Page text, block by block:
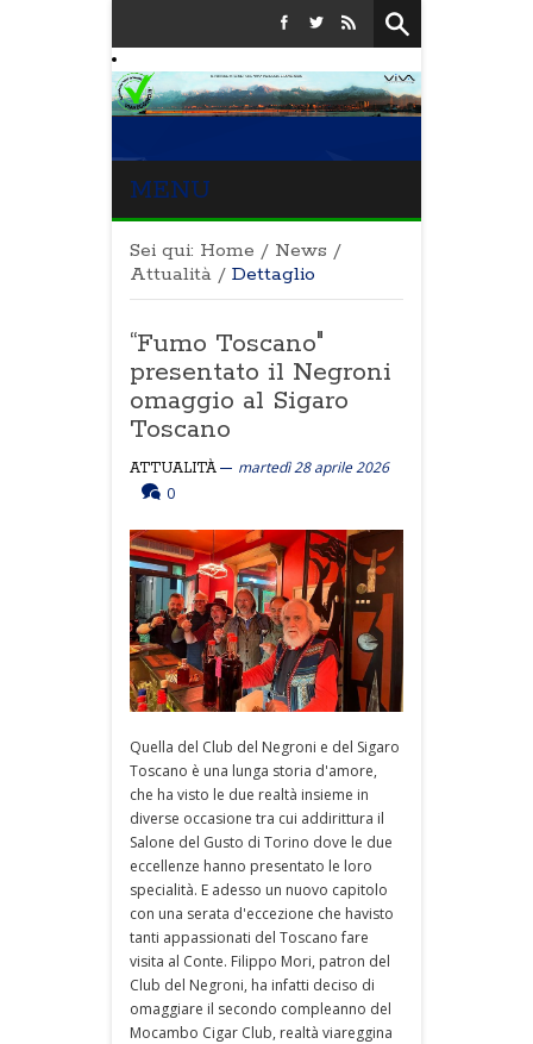
MENU
Sei qui: Home / News /
Attualità / Dettaglio
“Fumo Toscano"
presentato il Negroni
omaggio al Sigaro
Toscano
ATTUALITÀ
martedì 28 aprile 2026
0
Quella del Club del Negroni e del Sigaro
Toscano è una lunga storia d'amore,
che ha visto le due realtà insieme in
diverse occasione tra cui addirittura il
Salone del Gusto di Torino dove le due
eccellenze hanno presentato le loro
specialità. E adesso un nuovo capitolo
con una serata d'eccezione che havisto
tanti appassionati del Toscano fare
visita al Conte. Filippo Mori, patron del
Club del Negroni, ha infatti deciso di
omaggiare il secondo compleanno del
Mocambo Cigar Club, realtà viareggina